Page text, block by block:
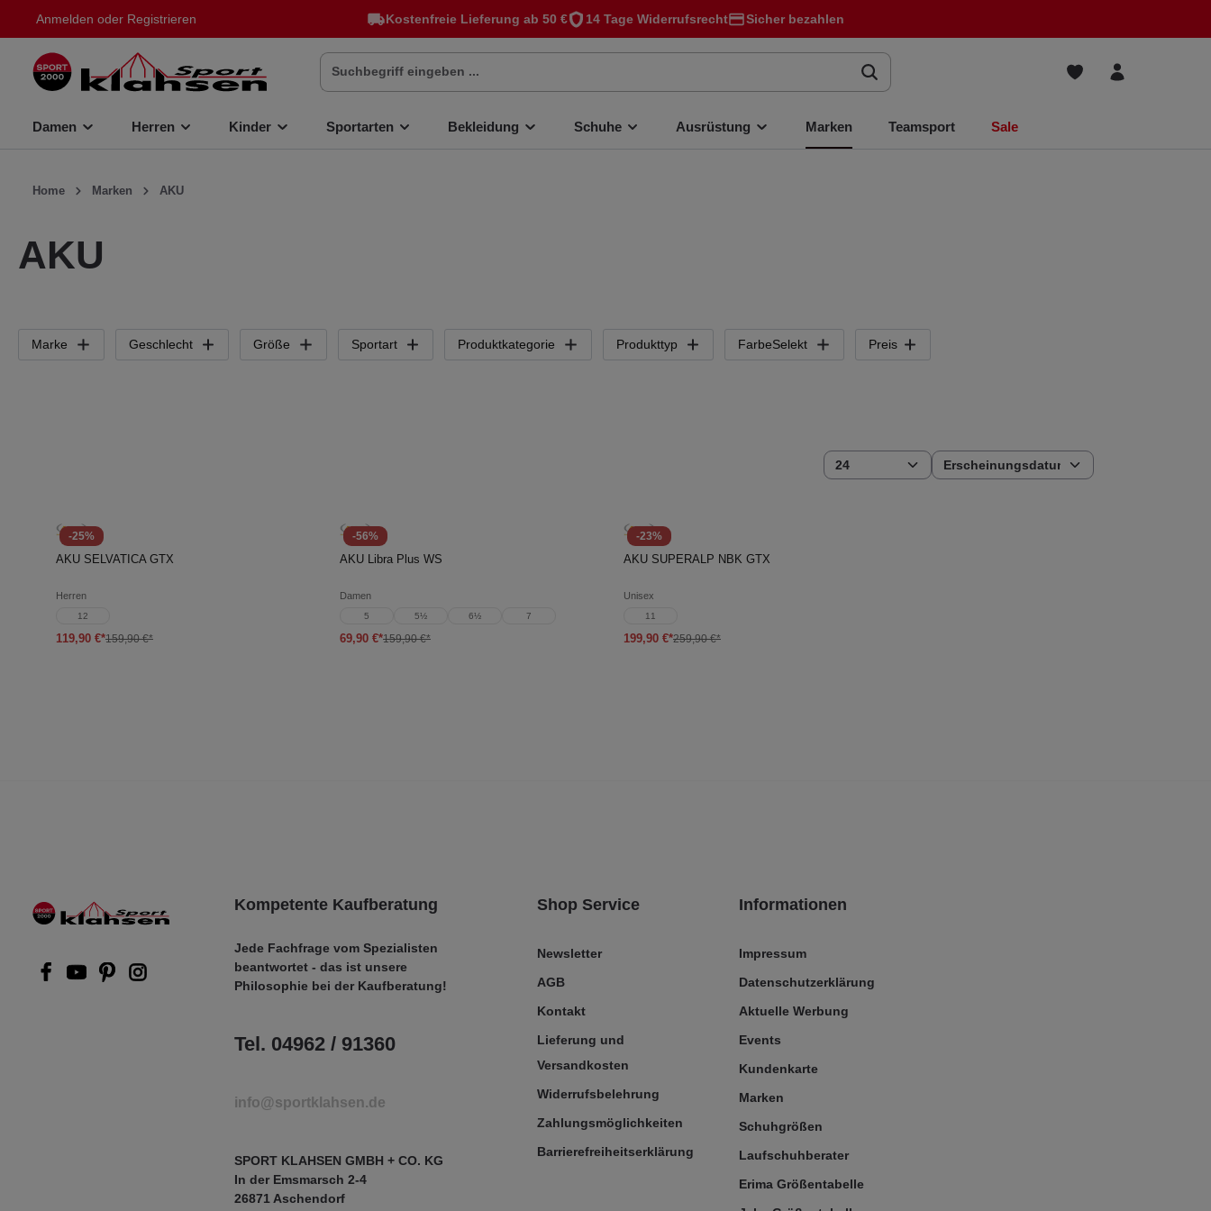
springen Kostenfreie Lieferung ab 50 € 14 Tage Widerrufsrecht Sicher bezahlen
Anmelden oder Registrieren
Damen Herren Kinder Sportarten Bekleidung Schuhe Ausrüstung Marken Teamsport Sale
Home Marken AKU
AKU
Marke Geschlecht Größe Sportart Produktkategorie Produkttyp FarbeSelekt Preis
-25%
In den Warenkorb
AKU SELVATICA GTX
Herren
12
119,90 €*159,90 €*
-56%
In den Warenkorb
AKU Libra Plus WS
Damen
5 5½ 6½ 7
69,90 €*159,90 €*
-23%
In den Warenkorb
AKU SUPERALP NBK GTX
Unisex
11
199,90 €*259,90 €*
Kompetente Kaufberatung
Jede Fachfrage vom Spezialisten
beantwortet - das ist unsere
Philosophie bei der Kaufberatung!
Tel. 04962 / 91360
info@sportklahsen.de
SPORT KLAHSEN GMBH + CO. KG
In der Emsmarsch 2-4
26871 Aschendorf
Shop Service
Newsletter
AGB
Kontakt
Lieferung und
Versandkosten
Widerrufsbelehrung
Zahlungsmöglichkeiten
Barrierefreiheitserklärung
Informationen
Impressum
Datenschutzerklärung
Aktuelle Werbung
Events
Kundenkarte
Marken
Schuhgrößen
Laufschuhberater
Erima Größentabelle